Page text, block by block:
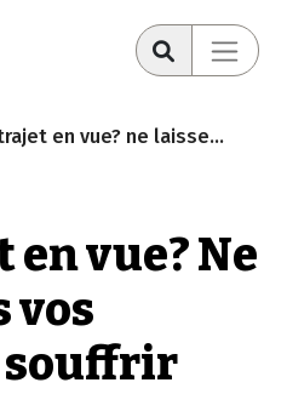
vue? ne laissez pas vos jambes en souffrir
vue? Ne
vos
souffrir